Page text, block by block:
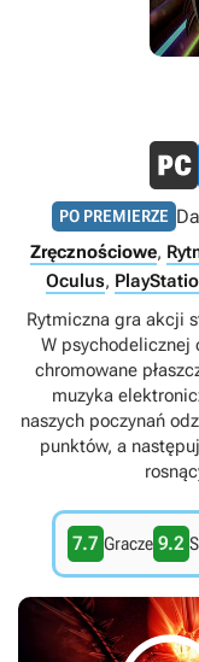
PO PREMIERZE
Zręcznościowe,
Oculus,
Rytmiczna gra akcji
W psychodelicznej
chromowane
muzyka
naszych poczynań
punktów, a
7.7 Gracze 9.2